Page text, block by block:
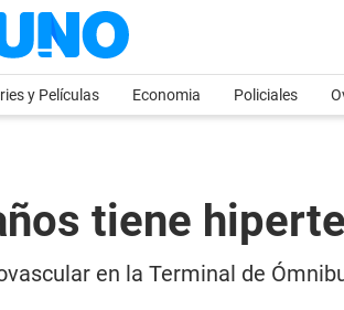
y Películas Economia Policiales
tiene
en la Terminal de